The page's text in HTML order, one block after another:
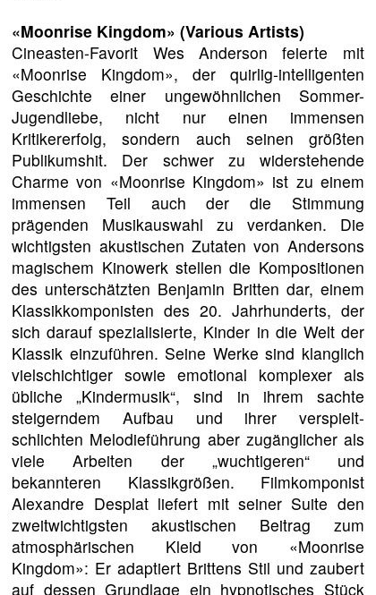
«Moonrise Kingdom» (Various Artists)
Cineasten-Favorit Wes Anderson feierte mit
«Moonrise Kingdom», der quirlig-intelligenten
Geschichte einer ungewöhnlichen Sommer-
Jugendliebe, nicht nur einen immensen
Kritikererfolg, sondern auch seinen größten
Publikumshit. Der schwer zu widerstehende
Charme von «Moonrise Kingdom» ist zu einem
immensen Teil auch der die Stimmung
prägenden Musikauswahl zu verdanken. Die
wichtigsten akustischen Zutaten von Andersons
magischem Kinowerk stellen die Kompositionen
des unterschätzten Benjamin Britten dar, einem
Klassikkomponisten des 20. Jahrhunderts, der
sich darauf spezialisierte, Kinder in die Welt der
Klassik einzuführen. Seine Werke sind klanglich
vielschichtiger sowie emotional komplexer als
übliche „Kindermusik“, sind in ihrem sachte
steigerndem Aufbau und ihrer verspielt-
schlichten Melodieführung aber zugänglicher als
viele Arbeiten der „wuchtigeren“ und
bekannteren Klassikgrößen. Filmkomponist
Alexandre Desplat liefert mit seiner Suite den
zweitwichtigsten akustischen Beitrag zum
atmosphärischen Kleid von «Moonrise
Kingdom»: Er adaptiert Brittens Stil und zaubert
auf dessen Grundlage ein hypnotisches Stück